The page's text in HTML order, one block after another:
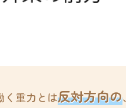
く重力とは反対方向の、